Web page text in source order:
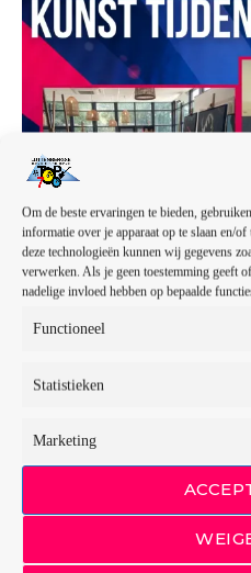
Om de beste ervaringen te bieden,
informatie over je apparaat op te slaan en/
deze technologieën kunnen wij gegevens
verwerken. Als je geen toestemming geeft
nadelige invloed hebben op bepaalde
Functioneel
Statistieken
Marketing